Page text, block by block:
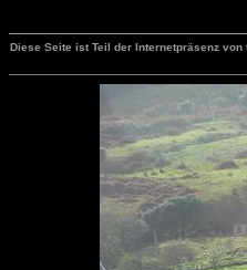
Diese Seite ist Teil der Internetpräsenz